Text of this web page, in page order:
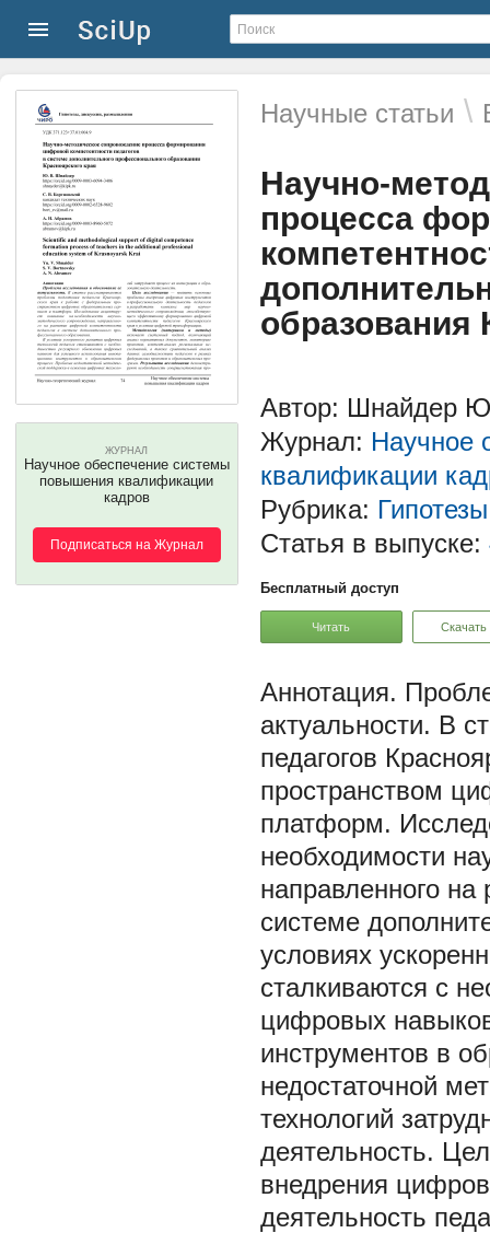
Научные статьи \
Научно-
процесса
образования
ЖУРНАЛ
Научное обеспечение системы
повышения квалификации
кадров
Подписаться на Журнал
Автор: Шнайдер
Журнал: Научное
квалификации
Рубрика:
Статья в выпуске:
Бесплатный доступ
Читать Скачать
актуальности. В
педагогов
пространством
платформ.
необходимости
направленного на
системе
условиях
сталкиваются с
цифровых
инструментов в
недостаточной
технологий
деятельность.
внедрения
деятельность